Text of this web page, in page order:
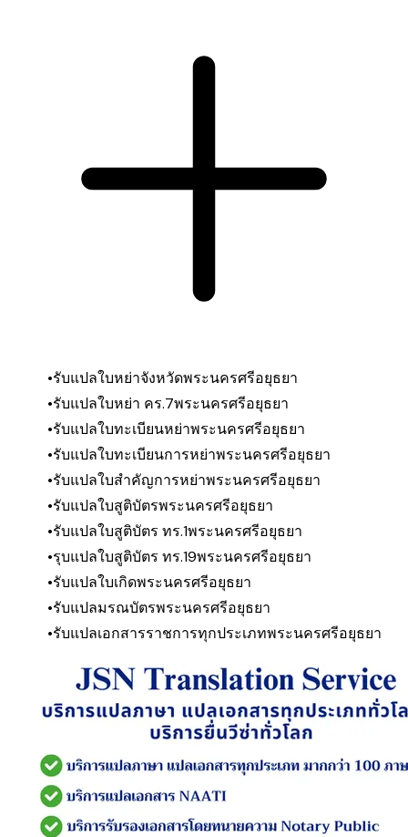
รับแปลใบหย่าจังหวัดพระนครศรีอยุธยา
รับแปลใบหย่า คร.7พระนครศรีอยุธยา
รับแปลใบทะเบียนหย่าพระนครศรีอยุธยา
รับแปลใบทะเบียนการหย่าพระนครศรีอยุธยา
รับแปลใบสำคัญการหย่าพระนครศรีอยุธยา
รับแปลใบสูติบัตรพระนครศรีอยุธยา
รับแปลใบสูติบัตร ทร.1พระนครศรีอยุธยา
รุบแปลใบสูติบัตร ทร.19พระนครศรีอยุธยา
รับแปลใบเกิดพระนครศรีอยุธยา
รับแปลมรณบัตรพระนครศรีอยุธยา
รับแปลเอกสารราชการทุกประเภทพระนครศรีอยุธยา